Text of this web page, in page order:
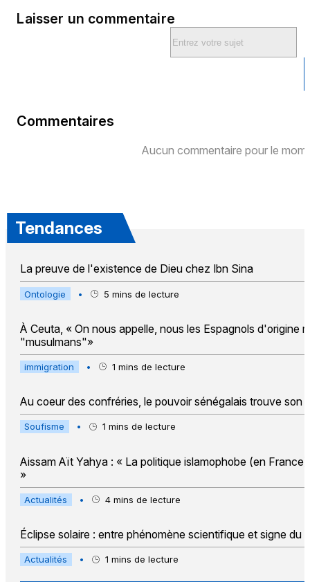
Laisser un commentaire
Commentaires
Aucun commentaire pour le
Tendances
La preuve de l'existence de Dieu chez Ibn Sina
Ontologie • 5 mins de lecture
À Ceuta, « On nous appelle, nous les Espagnols d'origine
"musulmans"»
immigration • 1 mins de lecture
Au coeur des confréries, le pouvoir sénégalais trouve son
Soufisme • 1 mins de lecture
Aissam Aït Yahya : « La politique islamophobe (en
»
Actualités • 4mins de lecture
Éclipse solaire : entre phénomène scientifique et signe du
Actualités • 1 mins de lecture